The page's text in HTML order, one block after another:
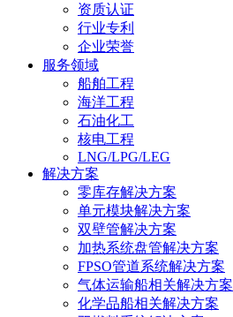
资质认证
行业专利
企业荣誉
服务领域
船舶工程
海洋工程
石油化工
核电工程
LNG/LPG/LEG
解决方案
零库存解决方案
单元模块解决方案
双壁管解决方案
加热系统盘管解决方案
FPSO管道系统解决方案
气体运输船相关解决方案
化学品船相关解决方案